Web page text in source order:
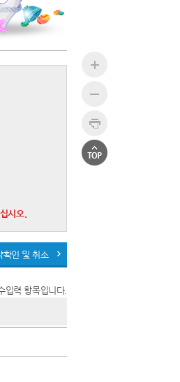
시오.
확인 및 취소
입력 항목입니다.